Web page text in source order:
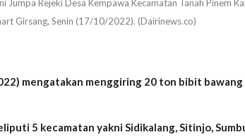
Rejeki Desa Kempawa Kecamatan Tanah Pinem
Girsang, Senin (17/10/2022). (Dairinews.co)
mengatakan menggiring 20 ton bibit
5 kecamatan yakni Sidikalang, Sitinjo,